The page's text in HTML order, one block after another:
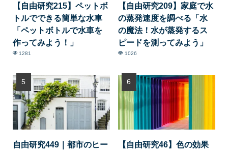
【自由研究215】ペットボ
トルでできる簡単な水車
「ペットボトルで水車を
作ってみよう！」
1281
【自由研究209】家庭で水
の蒸発速度を調べる「水
の魔法！水が蒸発するス
ピードを測ってみよう」
1026
自由研究449｜都市のヒー
【自由研究46】色の効果